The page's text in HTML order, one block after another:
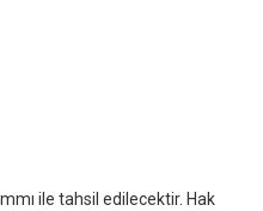
ile tahsil edilecektir. Hak